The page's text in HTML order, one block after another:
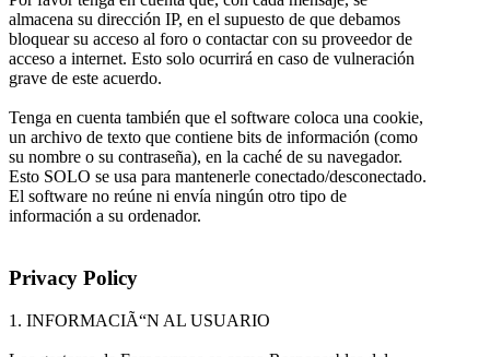
almacena su dirección IP, en el supuesto de que debamos
bloquear su acceso al foro o contactar con su proveedor de
acceso a internet. Esto solo ocurrirá en caso de vulneración
grave de este acuerdo.
Tenga en cuenta también que el software coloca una cookie,
un archivo de texto que contiene bits de información (como
su nombre o su contraseña), en la caché de su navegador.
Esto SOLO se usa para mantenerle conectado/desconectado.
El software no reúne ni envía ningún otro tipo de
información a su ordenador.
Privacy Policy
1. INFORMACIÃ“N AL USUARIO